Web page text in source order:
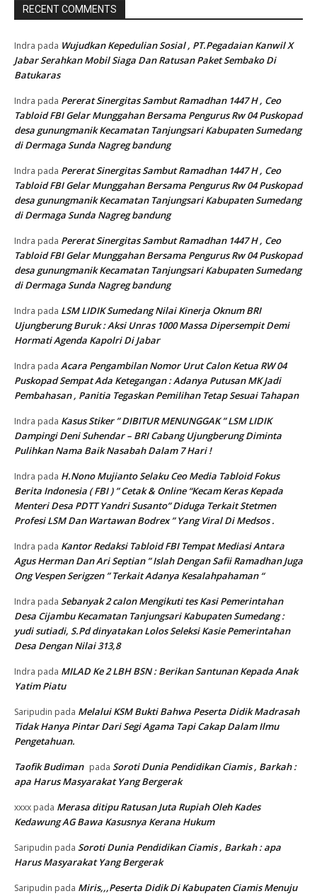
RECENT COMMENTS
Indra pada Wujudkan Kepedulian Sosial , PT.Pegadaian Kanwil X
Jabar Serahkan Mobil Siaga Dan Ratusan Paket Sembako Di
Batukaras
Indra pada Pererat Sinergitas Sambut Ramadhan 1447 H , Ceo
Tabloid FBI Gelar Munggahan Bersama Pengurus Rw 04 Puskopad
desa gunungmanik Kecamatan Tanjungsari Kabupaten Sumedang
di Dermaga Sunda Nagreg bandung
Indra pada Pererat Sinergitas Sambut Ramadhan 1447 H , Ceo
Tabloid FBI Gelar Munggahan Bersama Pengurus Rw 04 Puskopad
desa gunungmanik Kecamatan Tanjungsari Kabupaten Sumedang
di Dermaga Sunda Nagreg bandung
Indra pada Pererat Sinergitas Sambut Ramadhan 1447 H , Ceo
Tabloid FBI Gelar Munggahan Bersama Pengurus Rw 04 Puskopad
desa gunungmanik Kecamatan Tanjungsari Kabupaten Sumedang
di Dermaga Sunda Nagreg bandung
Indra pada LSM LIDIK Sumedang Nilai Kinerja Oknum BRI
Ujungberung Buruk : Aksi Unras 1000 Massa Dipersempit Demi
Hormati Agenda Kapolri Di Jabar
Indra pada Acara Pengambilan Nomor Urut Calon Ketua RW 04
Puskopad Sempat Ada Ketegangan : Adanya Putusan MK Jadi
Pembahasan , Panitia Tegaskan Pemilihan Tetap Sesuai Tahapan
Indra pada Kasus Stiker ” DIBITUR MENUNGGAK ” LSM LIDIK
Dampingi Deni Suhendar – BRI Cabang Ujungberung Diminta
Pulihkan Nama Baik Nasabah Dalam 7 Hari !
Indra pada H.Nono Mujianto Selaku Ceo Media Tabloid Fokus
Berita Indonesia ( FBI ) ” Cetak & Online “Kecam Keras Kepada
Menteri Desa PDTT Yandri Susanto” Diduga Terkait Stetmen
Profesi LSM Dan Wartawan Bodrex ” Yang Viral Di Medsos .
Indra pada Kantor Redaksi Tabloid FBI Tempat Mediasi Antara
Agus Herman Dan Ari Septian ” Islah Dengan Safii Ramadhan Juga
Ong Vespen Serigzen ” Terkait Adanya Kesalahpahaman “
Indra pada Sebanyak 2 calon Mengikuti tes Kasi Pemerintahan
Desa Cijambu Kecamatan Tanjungsari Kabupaten Sumedang :
yudi sutiadi, S.Pd dinyatakan Lolos Seleksi Kasie Pemerintahan
Desa Dengan Nilai 313,8
Indra pada MILAD Ke 2 LBH BSN : Berikan Santunan Kepada Anak
Yatim Piatu
Saripudin pada Melalui KSM Bukti Bahwa Peserta Didik Madrasah
Tidak Hanya Pintar Dari Segi Agama Tapi Cakap Dalam Ilmu
Pengetahuan.
Taofik Budiman pada Soroti Dunia Pendidikan Ciamis , Barkah :
apa Harus Masyarakat Yang Bergerak
xxxx pada Merasa ditipu Ratusan Juta Rupiah Oleh Kades
Kedawung AG Bawa Kasusnya Kerana Hukum
Saripudin pada Soroti Dunia Pendidikan Ciamis , Barkah : apa
Harus Masyarakat Yang Bergerak
Saripudin pada Miris,,,Peserta Didik Di Kabupaten Ciamis Menuju